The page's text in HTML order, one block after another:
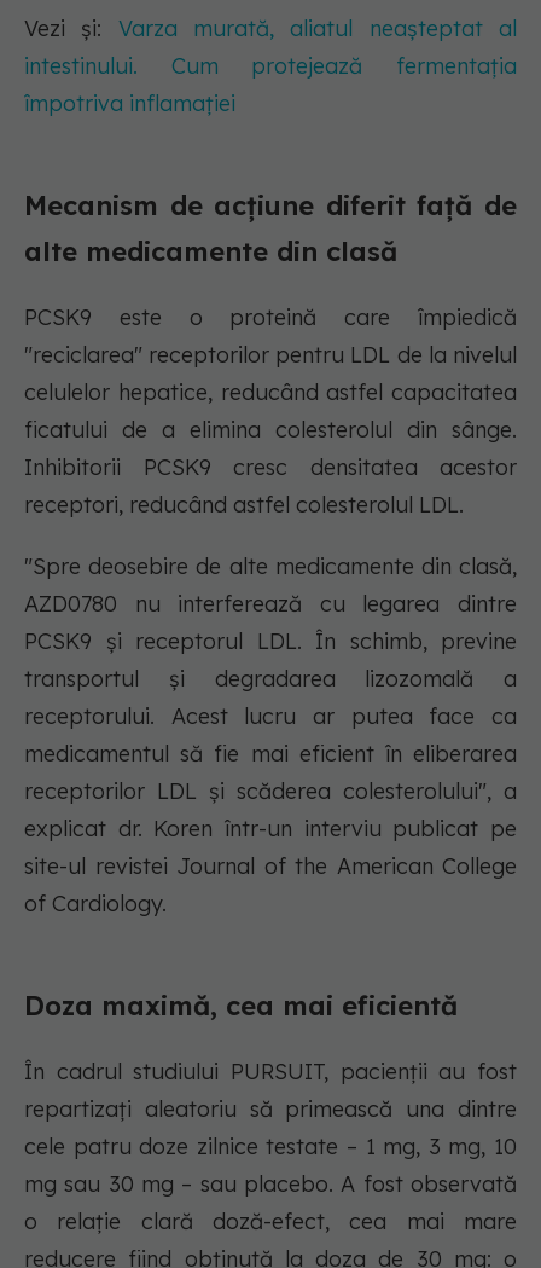
Vezi și: Varza murată, aliatul neașteptat al
intestinului. Cum protejează fermentația
împotriva inflamației
Mecanism de acțiune diferit față de
alte medicamente din clasă
PCSK9 este o proteină care împiedică
"reciclarea" receptorilor pentru LDL de la nivelul
celulelor hepatice, reducând astfel capacitatea
ficatului de a elimina colesterolul din sânge.
Inhibitorii PCSK9 cresc densitatea acestor
receptori, reducând astfel colesterolul LDL.
"Spre deosebire de alte medicamente din clasă,
AZD0780 nu interferează cu legarea dintre
PCSK9 și receptorul LDL. În schimb, previne
transportul și degradarea lizozomală a
receptorului. Acest lucru ar putea face ca
medicamentul să fie mai eficient în eliberarea
receptorilor LDL și scăderea colesterolului", a
explicat dr. Koren într-un interviu publicat pe
site-ul revistei Journal of the American College
of Cardiology.
Doza maximă, cea mai eficientă
În cadrul studiului PURSUIT, pacienții au fost
repartizați aleatoriu să primească una dintre
cele patru doze zilnice testate – 1 mg, 3 mg, 10
mg sau 30 mg – sau placebo. A fost observată
o relație clară doză-efect, cea mai mare
reducere fiind obținută la doza de 30 mg: o